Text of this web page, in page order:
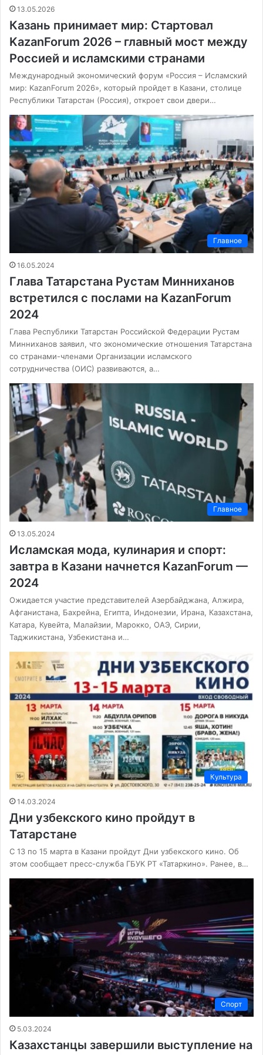
13.05.2026
Казань принимает мир: Стартовал
KazanForum 2026 – главный мост между
Россией и исламскими странами
Международный экономический форум «Россия – Исламский
мир: KazanForum 2026», который пройдет в Казани, столице
Республики Татарстан (Россия), откроет свои двери…
Главное
16.05.2024
Глава Татарстана Рустам Минниханов
встретился с послами на KazanForum
2024
Глава Республики Татарстан Российской Федерации Рустам
Минниханов заявил, что экономические отношения Татарстана
со странами-членами Организации исламского
сотрудничества (ОИС) развиваются, а…
Главное
13.05.2024
Исламская мода, кулинария и спорт:
завтра в Казани начнется KazanForum —
2024
Ожидается участие представителей Азербайджана, Алжира,
Афганистана, Бахрейна, Египта, Индонезии, Ирана, Казахстана,
Катара, Кувейта, Малайзии, Марокко, ОАЭ, Сирии,
Таджикистана, Узбекистана и…
Культура
14.03.2024
Дни узбекского кино пройдут в
Татарстане
С 13 по 15 марта в Казани пройдут Дни узбекского кино. Об
этом сообщает пресс-служба ГБУК РТ «Татаркино». Ранее, в…
Спорт
5.03.2024
Казахстанцы завершили выступление на